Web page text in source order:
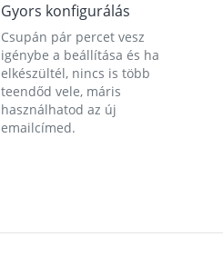
Gyors konfigurálás
Csupán pár percet vesz
igénybe a beállítása és ha
elkészültél, nincs is több
teendőd vele, máris
használhatod az új
emailcímed.